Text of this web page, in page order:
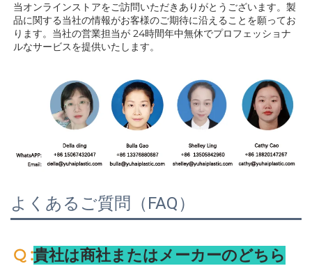
当オンラインストアをご訪問いただきありがとうございます。製
品に関する当社の情報がお客様のご期待に沿えることを願ってお
ります。当社の営業担当が 24時間年中無休でプロフェッショナ
ルなサービスを提供いたします。
よくあるご質問（FAQ）
Q :貴社は商社またはメーカーのどちら